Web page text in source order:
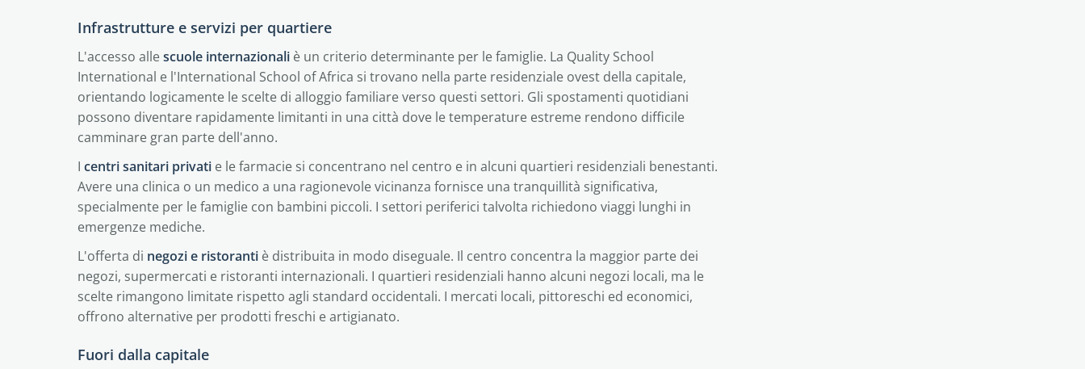
Infrastrutture e servizi per quartiere
L'accesso allescuole internazionali è un criterio determinante per le famiglie. La Quality School
International e l'International School of Africa si trovano nella parte residenziale ovest della capitale,
orientando logicamente le scelte di alloggio familiare verso questi settori. Gli spostamenti quotidiani
possono diventare rapidamente limitanti in una città dove le temperature estreme rendono difficile
camminare gran parte dell'anno.
I centri sanitari privati e le farmacie si concentrano nel centro e in alcuni quartieri residenziali benestanti.
Avere una clinica o un medico a una ragionevole vicinanza fornisce una tranquillità significativa,
specialmente per le famiglie con bambini piccoli. I settori periferici talvolta richiedono viaggi lunghi in
emergenze mediche.
L'offerta di negozi e ristoranti è distribuita in modo diseguale. Il centro concentra la maggior parte dei
negozi, supermercati e ristoranti internazionali. I quartieri residenziali hanno alcuni negozi locali, ma le
scelte rimangono limitate rispetto agli standard occidentali. I mercati locali, pittoreschi ed economici,
offrono alternative per prodotti freschi e artigianato.
Fuori dalla capitale